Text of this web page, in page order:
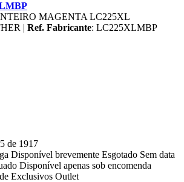
MAGENTA LC225XL
| Ref. Fabricante: LC225XLMBP
de 1917
Disponível brevemente Esgotado Sem data
Disponível apenas sob encomenda
Exclusivos Outlet